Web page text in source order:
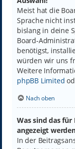
Meist hat die
Sprache nicht
bislang in deine
Board-
benötigst,
würden wir uns
Weitere
phpBB Limited
Nach oben
Was sind das
angezeigt
In der